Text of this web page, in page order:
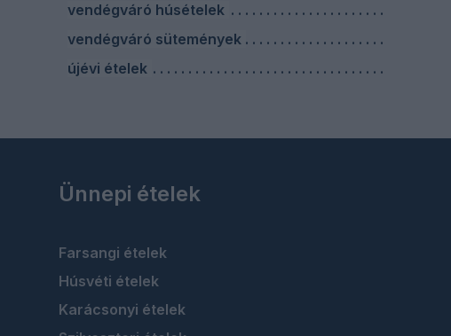
vendégváró húsételek
vendégváró sütemények
újévi ételek
Ünnepi ételek
Farsangi ételek
Húsvéti ételek
Karácsonyi ételek